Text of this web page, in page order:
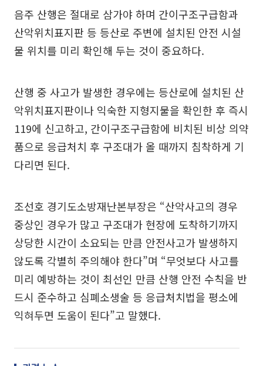
음주 산행은 절대로 삼가야 하며 간이구조구급함과
산악위치표지판 등 등산로 주변에 설치된 안전 시설
물 위치를 미리 확인해 두는 것이 중요하다.
산행 중 사고가 발생한 경우에는 등산로에 설치된 산
악위치표지판이나 익숙한 지형지물을 확인한 후 즉시
119에 신고하고, 간이구조구급함에 비치된 비상 의약
품으로 응급처치 후 구조대가 올 때까지 침착하게 기
다리면 된다.
조선호 경기도소방재난본부장은 “산악사고의 경우
중상인 경우가 많고 구조대가 현장에 도착하기까지
상당한 시간이 소요되는 만큼 안전사고가 발생하지
않도록 각별히 주의해야 한다”며 “무엇보다 사고를
미리 예방하는 것이 최선인 만큼 산행 안전 수칙을 반
드시 준수하고 심폐소생술 등 응급처치법을 평소에
익혀두면 도움이 된다”고 말했다.